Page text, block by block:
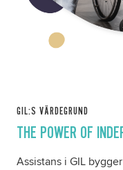
GIL:S VÄRDEGRUND
THE POWER OF
Assistans i GIL